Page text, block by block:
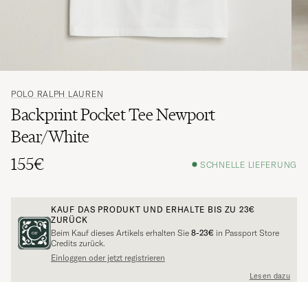
POLO RALPH LAUREN
Backprint Pocket Tee Newport
Bear/White
155€
SCHNELLE LIEFERUNG
KAUF DAS PRODUKT UND ERHALTE BIS ZU 23€
ZURÜCK
Beim Kauf dieses Artikels erhalten Sie 8-23€ in Passport Store
Credits zurück.
Einloggen oder jetzt registrieren
Lesen dazu